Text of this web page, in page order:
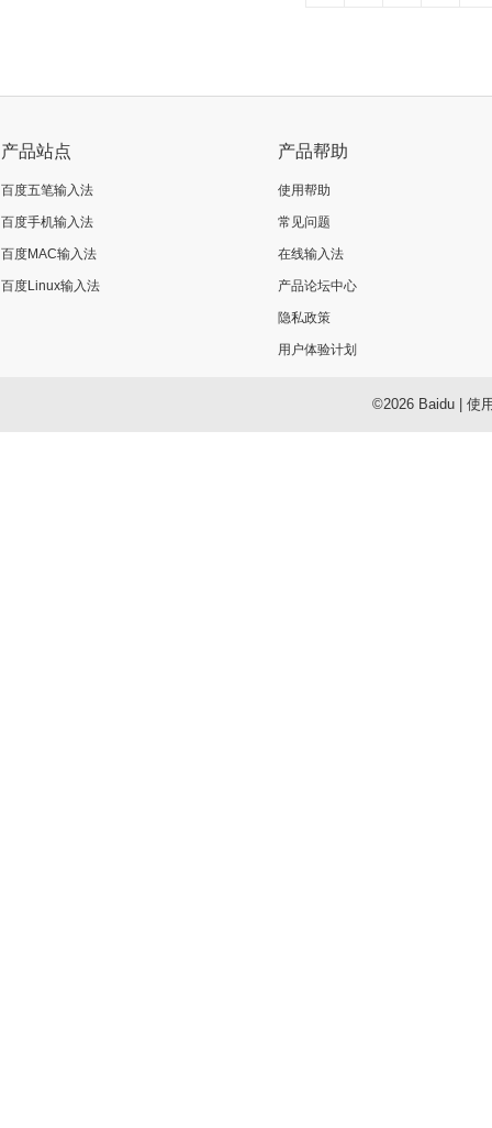
产品站点
百度五笔输入法
百度手机输入法
百度MAC输入法
百度Linux输入法
产品帮助
使用帮助
常见问题
在线输入法
产品论坛中心
隐私政策
用户体验计划
©2026 Baidu| 使